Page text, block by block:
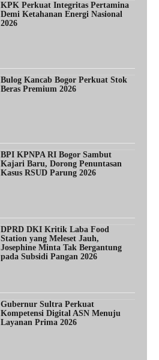
KPK Perkuat Integritas Pertamina
Demi Ketahanan Energi Nasional
2026
Bulog Kancab Bogor Perkuat Stok
Beras Premium 2026
BPI KPNPA RI Bogor Sambut
Kajari Baru, Dorong Penuntasan
Kasus RSUD Parung 2026
DPRD DKI Kritik Laba Food
Station yang Meleset Jauh,
Josephine Minta Tak Bergantung
pada Subsidi Pangan 2026
Gubernur Sultra Perkuat
Kompetensi Digital ASN Menuju
Layanan Prima 2026